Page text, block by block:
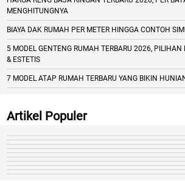
MENGHITUNGNYA
BIAYA DAK RUMAH PER METER HINGGA CONTOH
5 MODEL GENTENG RUMAH TERBARU 2026,
& ESTETIS
7 MODEL ATAP RUMAH TERBARU YANG BIKIN
Artikel Populer